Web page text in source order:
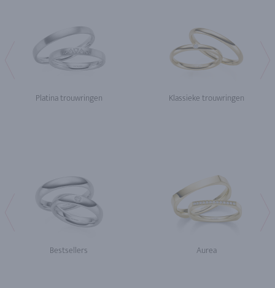
Platina trouwringen Klassieke trouwringen
Bestsellers Aurea